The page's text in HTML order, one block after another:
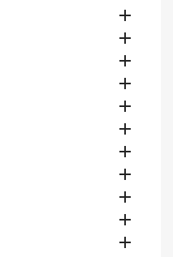










